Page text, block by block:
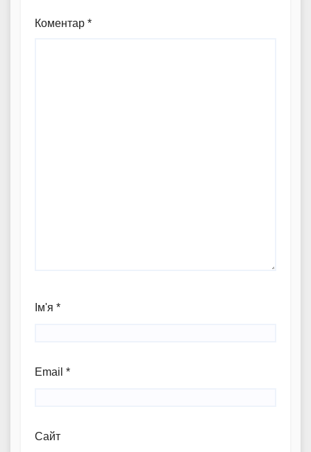
Коментар *
Ім'я *
Email *
Сайт